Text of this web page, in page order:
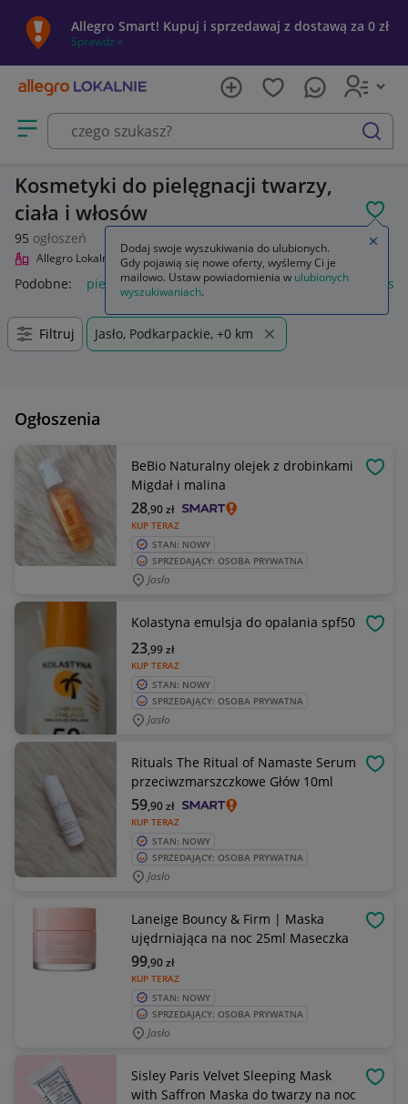
Allegro Smart! Kupuj i sprzedawaj z dostawą za 0 zł
Sprawdź »
Otwórz menu z kategoriami
szukaj
Kosmetyki do pielęgnacji twarzy,
ciała i włosów
95 ogłoszeń
Allegro Lokalnie Uroda Pielęgnacja
Podobne: pielęgnacja pielęgnacja tatuażu pielęgnacja ust
Filtruj Jasło, Podkarpackie, +0 km
Ogłoszenia
BeBio Naturalny olejek z drobinkami
Migdał i malina
KUP TERAZ
28,90zł
STAN: NOWY
SPRZEDAJĄCY: OSOBA PRYWATNA
Jasło
Kolastyna emulsja do opalania spf50
KUP TERAZ
23,99zł
STAN: NOWY
SPRZEDAJĄCY: OSOBA PRYWATNA
Jasło
Rituals The Ritual of Namaste Serum
przeciwzmarszczkowe Głów 10ml
KUP TERAZ
59,90zł
STAN: NOWY
SPRZEDAJĄCY: OSOBA PRYWATNA
Jasło
Laneige Bouncy & Firm | Maska
ujędrniająca na noc 25ml Maseczka
KUP TERAZ
99,90zł
STAN: NOWY
SPRZEDAJĄCY: OSOBA PRYWATNA
Jasło
Sisley Paris Velvet Sleeping Mask
with Saffron Maska do twarzy na noc
Dodaj swoje wyszukiwania do ulubionych.
Gdy pojawią się nowe oferty, wyślemy Ci je
mailowo. Ustaw powiadomienia w ulubionych
wyszukiwaniach.